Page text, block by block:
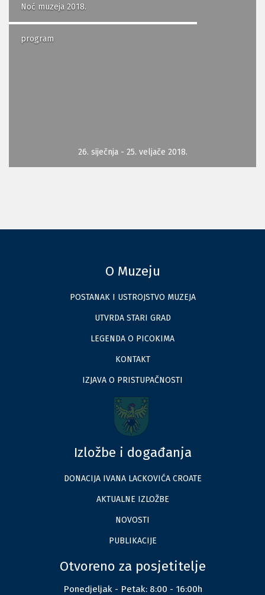
Noć muzeja 2018.
program
26. siječnja - 25. veljače 2018.
O Muzeju
POSTANAK I USTROJSTVO MUZEJA
UTVRDA STARI GRAD
LEGENDA O PICOKIMA
KONTAKT
IZJAVA O PRISTUPAČNOSTI
Izložbe i događanja
DONACIJA IVANA LACKOVIĆA CROATE
AKTUALNE IZLOŽBE
NOVOSTI
PUBLIKACIJE
Otvoreno za posjetitelje
Ponedjeljak - Petak: 8:00 - 16:00h